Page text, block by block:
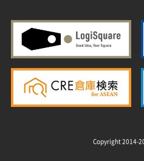
Copyright 2014-